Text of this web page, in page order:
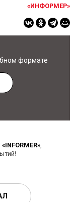
«ИНФОРМЕР»
формате
«INFORMER»,